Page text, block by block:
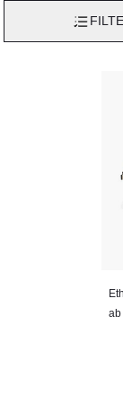
Optionen
durch seine
und Vorlieben
ergonomische
ab